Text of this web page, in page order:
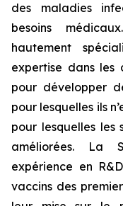
des maladies
besoins
hautement
expertise dans les
pour développer
pour lesquelles ils
pour lesquelles les
améliorées. La
expérience en
vaccins des